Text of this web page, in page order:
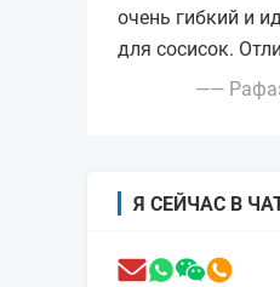
очень гибкий и
для сосисок.
——
Я СЕЙЧАС В